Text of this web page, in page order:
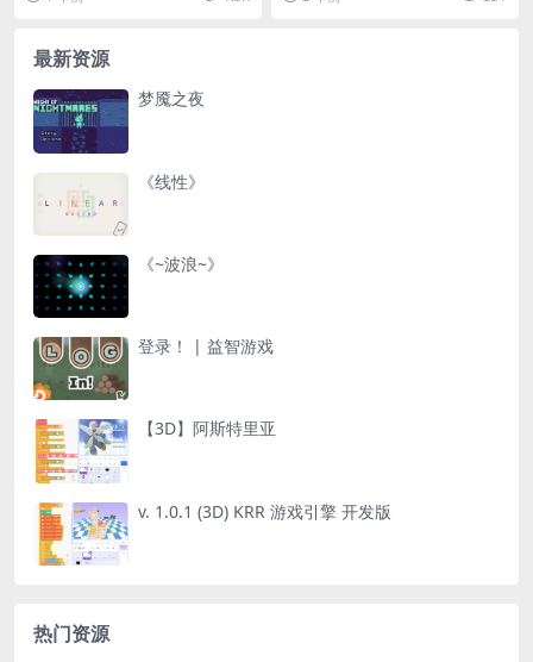
最新资源
梦魇之夜
《线性》
《~波浪~》
登录！ | 益智游戏
【3D】阿斯特里亚
v. 1.0.1 (3D) KRR 游戏引擎 开发版
热门资源